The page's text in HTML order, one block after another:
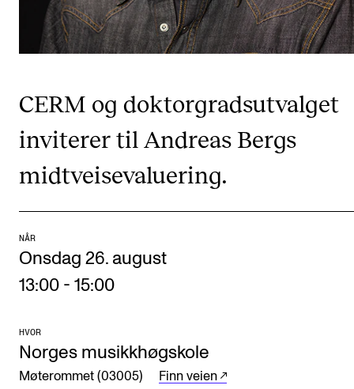
Studentenes psykososiale læringsmiljø
Søknad og opptak
FORSKNING OG UTVIKLINGSARBEID
For ph.d.-programmet i kunstnerisk utviklingsarbeid
For ph.d.-programmet i musikkforskning
Forskningsetikk
Gjennomføre konserter og arrangementer
Markedsføring, program og plakat
CERM og doktorgradsutvalget
inviterer til Andreas Bergs
midtveisevaluering.
NÅR
Onsdag 26. august
13:00 - 15:00
HVOR
Norges musikkhøgskole
Møterommet (03005) Finn veien